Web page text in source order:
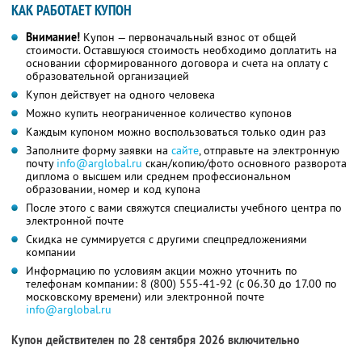
КАК РАБОТАЕТ КУПОН
Внимание! Купон — первоначальный взнос от общей
стоимости. Оставшуюся стоимость необходимо доплатить на
основании сформированного договора и счета на оплату с
образовательной организацией
Купон действует на одного человека
Можно купить неограниченное количество купонов
Каждым купоном можно воспользоваться только один раз
Заполните форму заявки на сайте, отправьте на электронную
почту info@arglobal.ru скан/копию/фото основного разворота
диплома о высшем или среднем профессиональном
образовании, номер и код купона
После этого с вами свяжутся специалисты учебного центра по
электронной почте
Скидка не суммируется с другими спецпредложениями
компании
Информацию по условиям акции можно уточнить по
телефонам компании: 8 (800) 555-41-92 (с 06.30 до 17.00 по
московскому времени) или электронной почте
info@arglobal.ru
Купон действителен по 28 сентября 2026 включительно